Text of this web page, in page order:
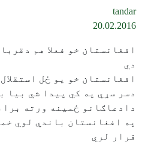
tandar
20.02.2016
افغانستان خو فعلا هم
دي
افغانستان خو يو ځل
دسر سړي په کي پيدا شي بيا
دادعاګانو ځمينه ورته
په افغانستان باندي لوي
قرار لري